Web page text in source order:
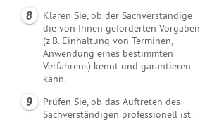
Klären Sie, ob der Sachverständige
die von Ihnen geforderten Vorgaben
(z.B. Einhaltung von Terminen,
Anwendung eines bestimmten
Verfahrens) kennt und garantieren
kann.
Prüfen Sie, ob das Auftreten des
Sachverständigen professionell ist.